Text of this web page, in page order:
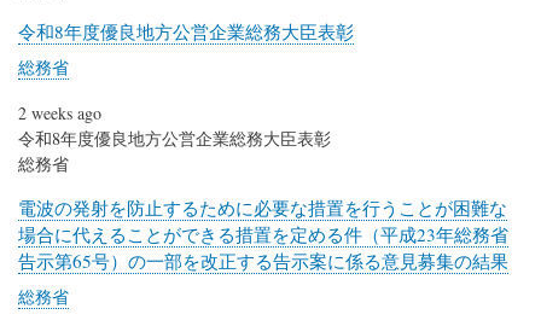
令和8年度優良地方公営企業総務大臣表彰
総務省
2 weeks ago
令和8年度優良地方公営企業総務大臣表彰
総務省
電波の発射を防止するために必要な措置を行うことが困難な
場合に代えることができる措置を定める件（平成23年総務省
告示第65号）の一部を改正する告示案に係る意見募集の結果
総務省